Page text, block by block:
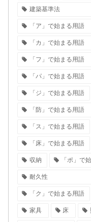
建築基準法
「ア」で始まる用語
「カ」で始まる用語
「フ」で始まる用語
「パ」で始まる用語
「ジ」で始まる用語
「防」で始まる用語
「ス」で始まる用語
「床」で始まる用語
収納 「ポ」で
耐久性
「ク」で始まる用語
家具 床